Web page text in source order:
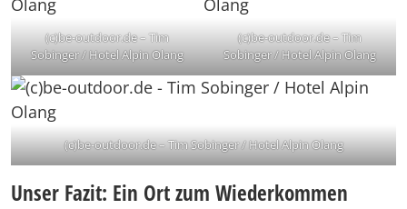
(c)be-outdoor.de – Tim
Sobinger / Hotel Alpin Olang
(c)be-outdoor.de – Tim
Sobinger / Hotel Alpin Olang
(c)be-outdoor.de – Tim Sobinger / Hotel Alpin Olang
Unser Fazit: Ein Ort zum Wiederkommen